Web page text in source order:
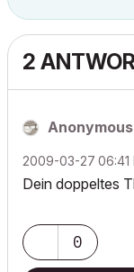
2
Anonymous
‎2009-03-27 06:41
Dein doppeltes
0